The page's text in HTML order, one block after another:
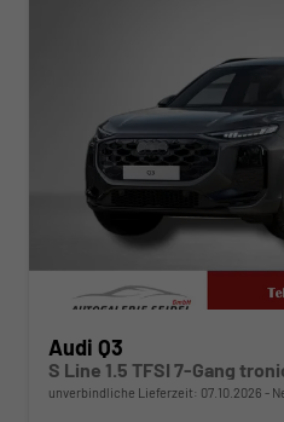
Audi Q3
S Line 1.5 TFSI 7-Gang
unverbindliche Lieferzeit: 07.10.2026